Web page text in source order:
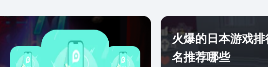
火爆的日本游戏
名推荐哪些